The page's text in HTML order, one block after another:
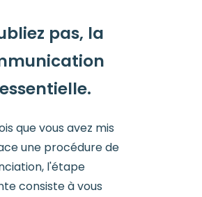
pas, la
que vous avez mis
une procédure de
l'étape
consiste à vous